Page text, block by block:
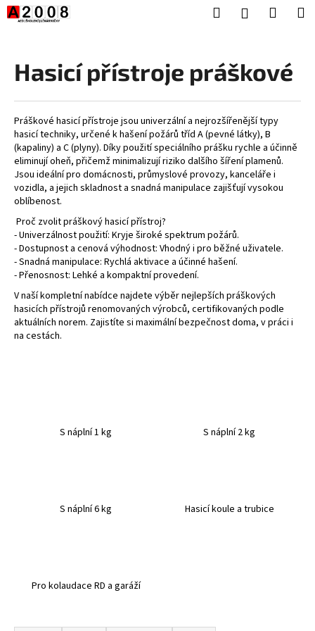
Přejít
na
HledatPřihlášení
Hasicí přístroje práškové
Práškové hasicí přístroje jsou univerzální a nejrozšířenější typy
hasicí techniky, určené k hašení požárů tříd A (pevné látky), B
(kapaliny) a C (plyny). Díky použití speciálního prášku rychle a účinně
eliminují oheň, přičemž minimalizují riziko dalšího šíření plamenů.
Jsou ideální pro domácnosti, průmyslové provozy, kanceláře i
vozidla, a jejich skladnost a snadná manipulace zajišťují vysokou
oblíbenost.
Proč zvolit práškový hasicí přístroj?
- Univerzálnost použití: Kryje široké spektrum požárů.
- Dostupnost a cenová výhodnost: Vhodný i pro běžné uživatele.
- Snadná manipulace: Rychlá aktivace a účinné hašení.
- Přenosnost: Lehké a kompaktní provedení.
V naší kompletní nabídce najdete výběr nejlepších práškových
hasicích přístrojů renomovaných výrobců, certifikovaných podle
aktuálních norem. Zajistíte si maximální bezpečnost doma, v práci i
na cestách.
S náplní 1 kg S náplní 2 kg
S náplní 6 kg Hasicí koule a trubice
Pro kolaudace RD a garáží
Ř
K
C
o
p
o
t
ř
e
b
u
j
e
t
e
n
a